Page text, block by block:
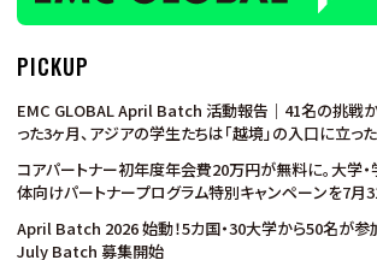
PICKUP
EMC GLOBAL April Batch 活動報告｜41名の挑戦
った3ヶ月、アジアの学生たちは「越境」の入口に立った
コアパートナー初年度年会費20万円が無料に。大学
体向けパートナープログラム特別キャンペーンを7月
April Batch 2026 始動！5カ国・30大学から50名が
July Batch 募集開始